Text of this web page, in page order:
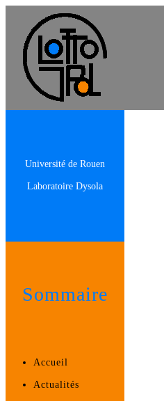
Université de Rouen
Laboratoire Dysola
Sommaire
Accueil
Actualités